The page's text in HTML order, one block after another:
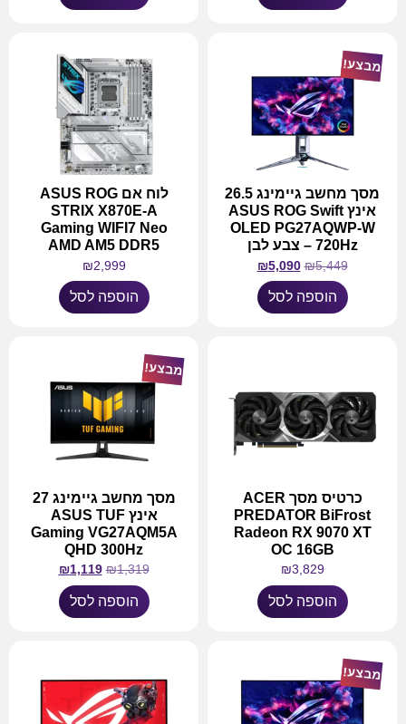
מבצע!
מסך מחשב גיימינג 26.5
אינץ ASUS ROG Swift
OLED PG27AQWP-W
720Hz – צבע לבן
₪5,449
₪5,090
הוספה לסל
לוח אם ASUS ROG
STRIX X870E-A
Gaming WIFI7 Neo
AMD AM5 DDR5
₪2,999
הוספה לסל
כרטיס מסך ACER
PREDATOR BiFrost
Radeon RX 9070 XT
OC 16GB
₪3,829
הוספה לסל
מבצע!
מסך מחשב גיימינג 27
אינץ ASUS TUF
Gaming VG27AQM5A
QHD 300Hz
₪1,319
₪1,119
הוספה לסל
מבצע!